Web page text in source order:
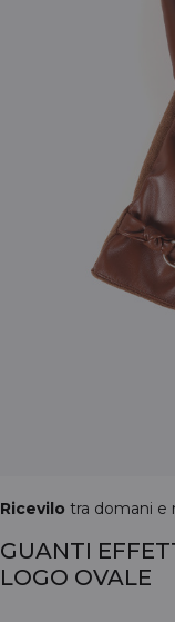
Ricevilo tra domani e
GUANTI
LOGO OVALE